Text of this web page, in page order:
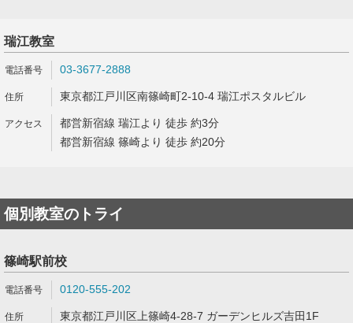
瑞江教室
03-3677-2888
東京都江戸川区南篠崎町2-10-4 瑞江ポスタルビル
都営新宿線 瑞江より 徒歩 約3分
都営新宿線 篠崎より 徒歩 約20分
個別教室のトライ
篠崎駅前校
0120-555-202
東京都江戸川区上篠崎4-28-7 ガーデンヒルズ吉田1F